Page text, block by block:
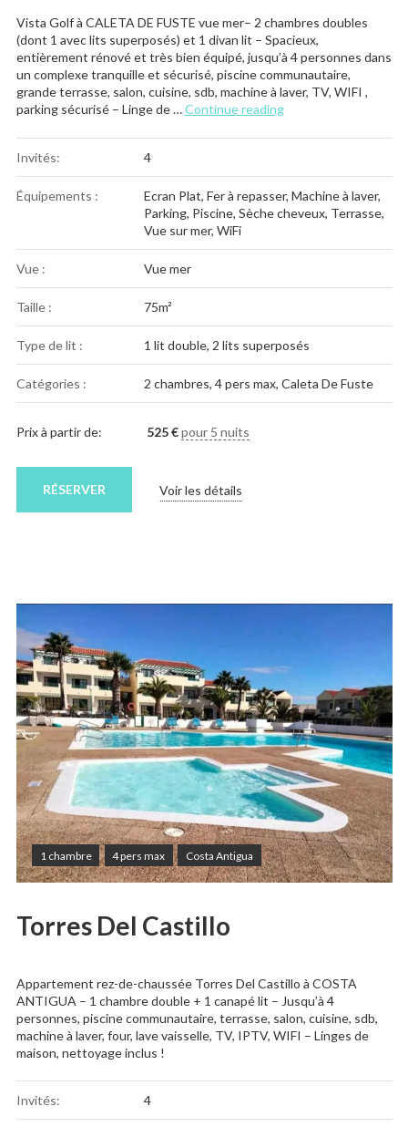
Vista Golf à CALETA DE FUSTE vue mer– 2 chambres doubles
(dont 1 avec lits superposés) et 1 divan lit – Spacieux,
entièrement rénové et très bien équipé, jusqu’à 4 personnes dans
un complexe tranquille et sécurisé, piscine communautaire,
grande terrasse, salon, cuisine, sdb, machine à laver, TV, WIFI ,
parking sécurisé – Linge de …Continue reading« Vista Golf »
Invités: 4
Équipements : Ecran Plat, Fer à repasser, Machine à laver,
Parking, Piscine, Sèche cheveux, Terrasse,
Vue sur mer, WiFi
Vue : Vue mer
Taille : 75m²
Type de lit : 1 lit double, 2 lits superposés
Catégories : 2 chambres, 4 pers max, Caleta De Fuste
Prix à partir de: 525€ pour 5 nuits
Voir les détails
RÉSERVER
1 chambre 4 pers max Costa Antigua
Torres Del Castillo
Appartement rez-de-chaussée Torres Del Castillo à COSTA
ANTIGUA – 1 chambre double + 1 canapé lit – Jusqu’à 4
personnes, piscine communautaire, terrasse, salon, cuisine, sdb,
machine à laver, four, lave vaisselle, TV, IPTV, WIFI – Linges de
maison, nettoyage inclus !
Invités: 4